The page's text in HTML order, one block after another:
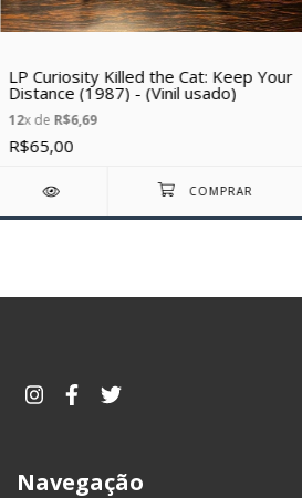
LP Curiosity Killed the Cat: Keep Your
Distance (1987) - (Vinil usado)
12x de R$6,69
R$65,00
Navegação